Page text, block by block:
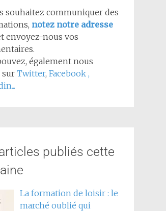
souhaitez communiquer des
notez notre adresse
envoyez-nous vos
également nous
surTwitter, Facebook ,
publiés cette
La formation de loisir : le
marché oublié qui